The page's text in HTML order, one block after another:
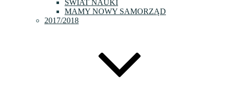
ŚWIAT NAUKI
MAMY NOWY SAMORZĄD
2017/2018